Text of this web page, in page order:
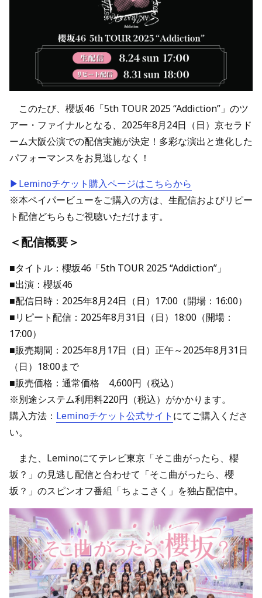
このたび、櫻坂46「5th TOUR 2025 “Addiction”」のツ
アー・ファイナルとなる、2025年8月24日（日）京セラド
ーム大阪公演での配信実施が決定！多彩な演出と進化した
パフォーマンスをお見逃しなく！
▶Leminoチケット購入ページはこちらから
※本ペイパービューをご購入の方は、生配信およびリピー
ト配信どちらもご視聴いただけます。
＜配信概要＞
■タイトル：櫻坂46「5th TOUR 2025 “Addiction”」
■出演：櫻坂46
■配信日時：2025年8月24日（日）17:00（開場：16:00）
■リピート配信：2025年8月31日（日）18:00（開場：
17:00）
■販売期間：2025年8月17日（日）正午～2025年8月31日
（日）18:00まで
■販売価格：通常価格 4,600円（税込）
※別途システム利用料220円（税込）がかかります。
購入方法： Leminoチケット公式サイト にてご購入くださ
い。
また、Leminoにてテレビ東京「そこ曲がったら、櫻
坂？」の見逃し配信と合わせて「そこ曲がったら、櫻
坂？」のスピンオフ番組「ちょこさく」を独占配信中。